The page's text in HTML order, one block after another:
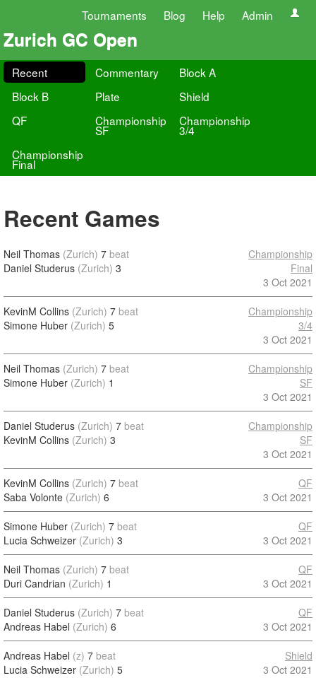
Tournaments Blog Help Admin
Zurich GC Open
Recent Commentary
Block A
Block B
Plate
Shield
QF
Championship
SF
Championship
3/4
Championship
Final
Recent Games
Neil Thomas (Zurich) 7 beat
Daniel Studerus (Zurich) 3
Championship
Final
3 Oct 2021
KevinM Collins (Zurich) 7 beat
Simone Huber (Zurich) 5
Championship
3/4
3 Oct 2021
Neil Thomas (Zurich) 7 beat
Simone Huber (Zurich) 1
Championship
SF
3 Oct 2021
Daniel Studerus (Zurich) 7 beat
KevinM Collins (Zurich) 3
Championship
SF
3 Oct 2021
KevinM Collins (Zurich) 7 beat
Saba Volonte (Zurich) 6
QF
3 Oct 2021
Simone Huber (Zurich) 7 beat
Lucia Schweizer (Zurich) 3
QF
3 Oct 2021
Neil Thomas (Zurich) 7 beat
Duri Candrian (Zurich) 1
QF
3 Oct 2021
Daniel Studerus (Zurich) 7 beat
Andreas Habel (Zurich) 6
QF
3 Oct 2021
Andreas Habel (z) 7 beat
Lucia Schweizer (Zurich) 5
Shield
3 Oct 2021